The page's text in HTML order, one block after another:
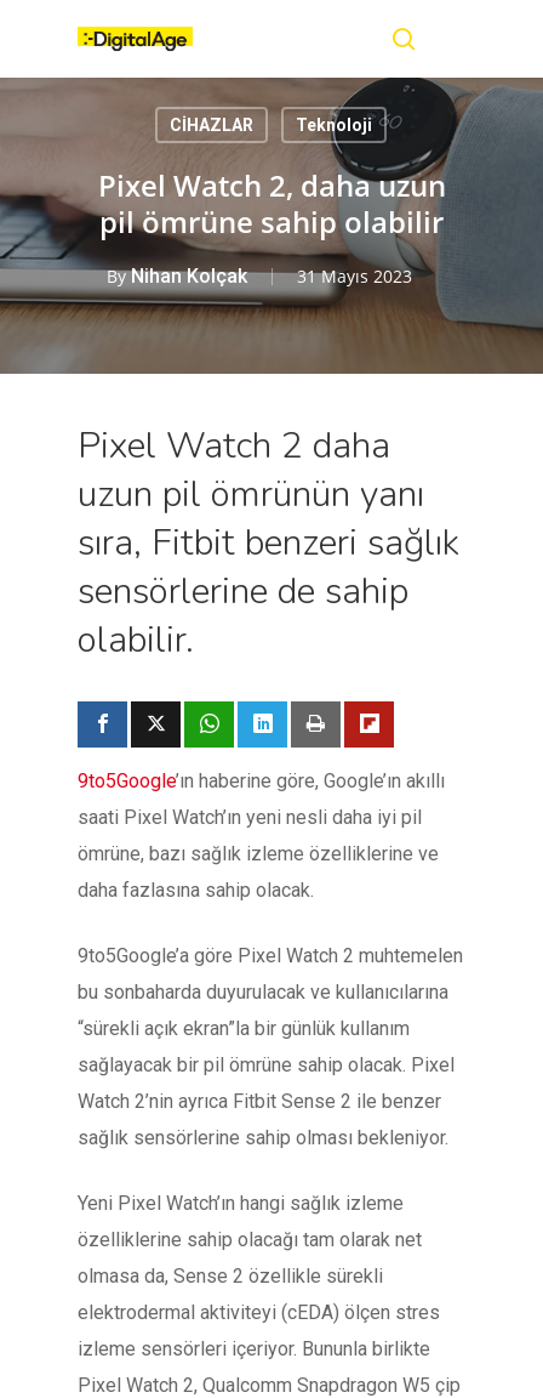
content
CİHAZLAR Teknoloji
Pixel Watch 2, daha uzun
pil ömrüne sahip olabilir
By Nihan Kolçak 31 Mayıs 2023
Pixel Watch 2 daha
uzun pil ömrünün yanı
sıra, Fitbit benzeri sağlık
sensörlerine de sahip
olabilir.
9to5Google’ın haberine göre, Google’ın akıllı
saati Pixel Watch’ın yeni nesli daha iyi pil
ömrüne, bazı sağlık izleme özelliklerine ve
daha fazlasına sahip olacak.
9to5Google’a göre Pixel Watch 2 muhtemelen
bu sonbaharda duyurulacak ve kullanıcılarına
“sürekli açık ekran”la bir günlük kullanım
sağlayacak bir pil ömrüne sahip olacak. Pixel
Watch 2’nin ayrıca Fitbit Sense 2 ile benzer
sağlık sensörlerine sahip olması bekleniyor.
Yeni Pixel Watch’ın hangi sağlık izleme
özelliklerine sahip olacağı tam olarak net
olmasa da, Sense 2 özellikle sürekli
elektrodermal aktiviteyi (cEDA) ölçen stres
izleme sensörleri içeriyor. Bununla birlikte
Pixel Watch 2, Qualcomm Snapdragon W5 çip